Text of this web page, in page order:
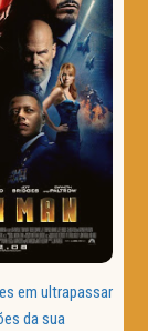
em ultrapassar
da sua